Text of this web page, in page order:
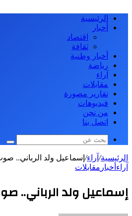
الرئيسية
أخبار
اقتصاد
ثقافة
أخبار وطنية
رياضة
آراء
مقابلات
تقارير مصورة
فيديوهات
من نحن
اتصل بنا
الرئيسية/ آراء/ إسماعيل ولد الرباني..
آراء أخبار مقابلات
إسماعيل ولد الرباني..